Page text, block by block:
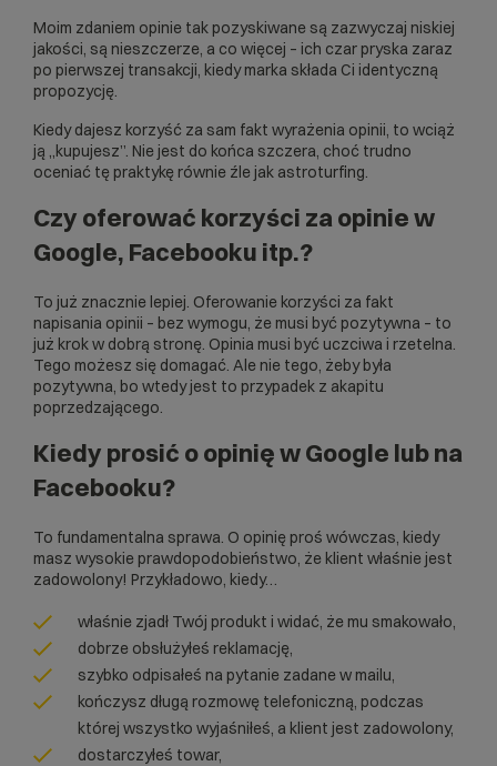
Moim zdaniem opinie tak pozyskiwane są zazwyczaj niskiej
jakości, są nieszczerze, a co więcej – ich czar pryska zaraz
po pierwszej transakcji, kiedy marka składa Ci identyczną
propozycję.
Kiedy dajesz korzyść za sam fakt wyrażenia opinii, to wciąż
ją „kupujesz”. Nie jest do końca szczera, choć trudno
oceniać tę praktykę równie źle jak astroturfing.
Czy oferować korzyści za opinie w
Google, Facebooku itp.?
To już znacznie lepiej. Oferowanie korzyści za fakt
napisania opinii – bez wymogu, że musi być pozytywna – to
już krok w dobrą stronę. Opinia musi być uczciwa i rzetelna.
Tego możesz się domagać. Ale nie tego, żeby była
pozytywna, bo wtedy jest to przypadek z akapitu
poprzedzającego.
Kiedy prosić o opinię w Google lub na
Facebooku?
To fundamentalna sprawa. O opinię proś wówczas, kiedy
masz wysokie prawdopodobieństwo, że klient właśnie jest
zadowolony! Przykładowo, kiedy…
właśnie zjadł Twój produkt i widać, że mu smakowało,
dobrze obsłużyłeś reklamację,
szybko odpisałeś na pytanie zadane w mailu,
kończysz długą rozmowę telefoniczną, podczas
której wszystko wyjaśniłeś, a klient jest zadowolony,
dostarczyłeś towar,